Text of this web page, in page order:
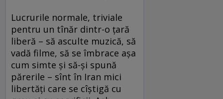
Lucrurile normale, triviale
pentru un tînăr dintr-o ţară
liberă – să asculte muzică, să
vadă filme, să se îmbrace aşa
cum simte şi să-şi spună
părerile – sînt în Iran mici
libertăţi care se cîştigă cu